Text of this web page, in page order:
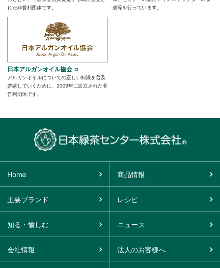
れた非営利団体です。
成等を行っています。
日本アルガンオイル協会
アルガンオイルについての正しい知識を普及
啓蒙していくために、2009年に設立された非
営利団体です。
Home 商品情報
主要ブランド レシピ
知る・愉しむ ニュース
会社情報 法人のお客様へ